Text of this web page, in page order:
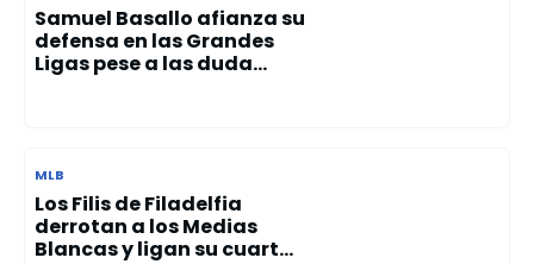
Samuel Basallo afianza su
defensa en las Grandes
Ligas pese a las duda...
MLB
Los Filis de Filadelfia
derrotan a los Medias
Blancas y ligan su cuart...